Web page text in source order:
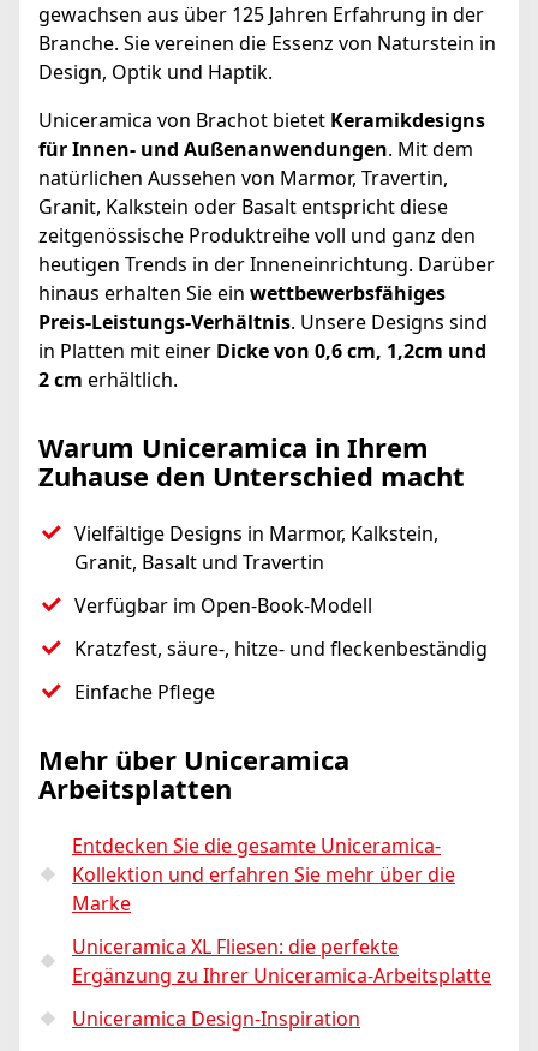
gewachsen aus über 125 Jahren Erfahrung in der
Branche. Sie vereinen die Essenz von Naturstein in
Design, Optik und Haptik.
Uniceramica von Brachot bietet Keramikdesigns
für Innen- und Außenanwendungen. Mit dem
natürlichen Aussehen von Marmor, Travertin,
Granit, Kalkstein oder Basalt entspricht diese
zeitgenössische Produktreihe voll und ganz den
heutigen Trends in der Inneneinrichtung. Darüber
hinaus erhalten Sie ein wettbewerbsfähiges
Preis-Leistungs-Verhältnis. Unsere Designs sind
in Platten mit einer Dicke von 0,6 cm, 1,2cm und
2 cm erhältlich.
Warum Uniceramica in Ihrem
Zuhause den Unterschied macht
Vielfältige Designs in Marmor, Kalkstein,
Granit, Basalt und Travertin
Verfügbar im Open-Book-Modell
Kratzfest, säure-, hitze- und fleckenbeständig
Einfache Pflege
Mehr über Uniceramica
Arbeitsplatten
Entdecken Sie die gesamte Uniceramica-
Kollektion und erfahren Sie mehr über die
Marke
Uniceramica XL Fliesen: die perfekte
Ergänzung zu Ihrer Uniceramica-Arbeitsplatte
Uniceramica Design-Inspiration